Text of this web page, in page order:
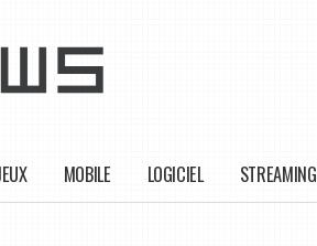
MOBILE LOGICIEL STREAMING